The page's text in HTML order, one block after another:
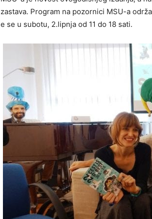
zastava. Program na pozornici MSU-a
e se u subotu, 2.lipnja od 11 do 18 sati.